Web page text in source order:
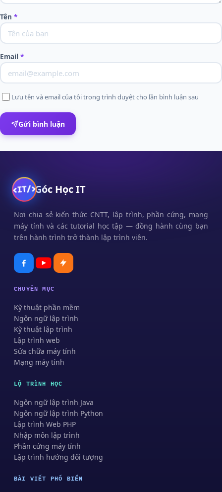
Tên *
Email *
Lưu tên và email của tôi trong trình duyệt cho lần bình luận sau
Gửi bình luận
Góc Học IT
Nơi chia sẻ kiến thức CNTT, lập trình, phần cứng, mạng
máy tính và các tutorial học tập — đồng hành cùng bạn
trên hành trình trở thành lập trình viên.
CHUYÊN MỤC
Kỹ thuật phần mềm
Ngôn ngữ lập trình
Kỹ thuật lập trình
Lập trình web
Sửa chữa máy tính
Mạng máy tính
LỘ TRÌNH HỌC
Ngôn ngữ lập trình Java
Ngôn ngữ lập trình Python
Lập trình Web PHP
Nhập môn lập trình
Phần cứng máy tính
Lập trình hướng đối tượng
BÀI VIẾT PHỔ BIẾN